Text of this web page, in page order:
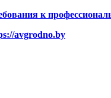
к
avgrodno.by